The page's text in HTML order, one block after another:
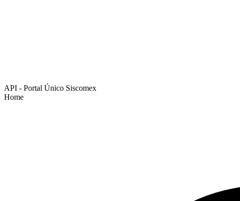
API - Portal Único Siscomex
Home